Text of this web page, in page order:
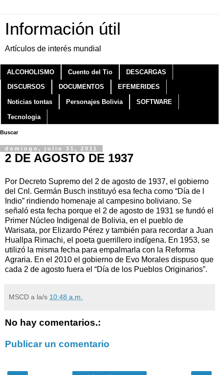
Información útil
Artículos de interés mundial
ALCOHOLISMO Cuento del Tio DESCARGAS
DISCURSOS DOCUMENTOS EFEMERIDES
Noticias tontas Personajes Bolivia SOFTWARE
Tecnologia
Buscar
domingo, julio 31, 2011
2 DE AGOSTO DE 1937
Por Decreto Supremo del 2 de agosto de 1937, el gobierno
del Cnl. Germán Busch instituyó esa fecha como “Día de l
Indio” rindiendo homenaje al campesino boliviano. Se
señaló esta fecha porque el 2 de agosto de 1931 se fundó el
Primer Núcleo Indigenal de Bolivia, en el pueblo de
Warisata, por Elizardo Pérez y también para recordar a Juan
Huallpa Rimachi, el poeta guerrillero indígena. En 1953, se
utilizó la misma fecha para empalmarla con la Reforma
Agraria. En el 2010 el gobierno de Evo Morales dispuso que
cada 2 de agosto fuera el “Día de los Pueblos Originarios”.
MSCD a la/s 10:48 a.m.
No hay comentarios.:
Publicar un comentario